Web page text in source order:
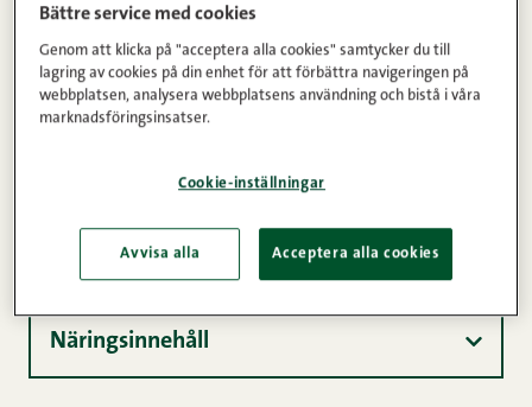
Köttinnehåll Vikt
Produktinformation
Näringsinnehåll
Bättre service med cookies
Genom att klicka på "acceptera alla cookies" samtycker du till
lagring av cookies på din enhet för att förbättra navigeringen på
webbplatsen, analysera webbplatsens användning och bistå i våra
marknadsföringsinsatser.
Cookie-inställningar
Avvisa alla Acceptera alla cookies